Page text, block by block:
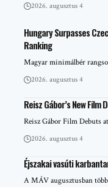
2026. augusztus 4
Hungary Surpasses
Ranking
Magyar minimálbér
2026. augusztus 4
Reisz Gábor’s New
Reisz Gábor Film Debuts
2026. augusztus 4
Éjszakai vasúti
A MÁV augusztusban